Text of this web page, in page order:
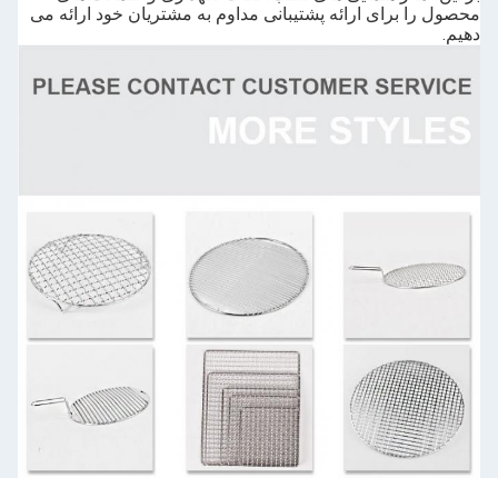
محصول را برای ارائه پشتیبانی مداوم به مشتریان خود ارائه می
دهیم.